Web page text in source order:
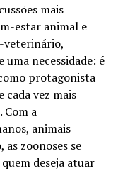
mais
estar animal e
veterinário,
uma necessidade: é
protagonista
cada vez mais
Com a
animais
zoonoses se
deseja atuar